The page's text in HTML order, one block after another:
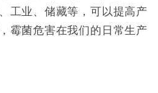
工业、储藏等，可以提高产
霉菌危害在我们的日常生产